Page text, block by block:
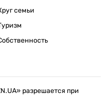
семьи
разрешается при